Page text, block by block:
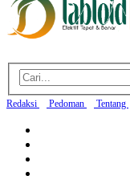
Redaksi Pedoman Tentang